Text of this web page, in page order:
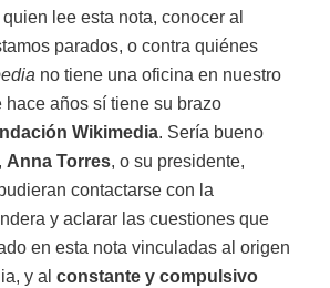
lee esta nota, conocer al
parados, o contra quiénes
no tiene una oficina en nuestro
hace años sí tiene su brazo
Wikimedia. Sería bueno
Anna Torres, o su presidente,
contactarse con la
y aclarar las cuestiones que
en esta nota vinculadas al origen
y alconstante y compulsivo